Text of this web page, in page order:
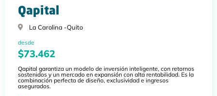
Qapital
La Carolina -Quito
desde
$73.462
Qapital garantiza un modelo de inversión inteligente, con retornos
sostenidos y un mercado en expansión con alta rentabilidad. Es la
combinación perfecta de diseño, exclusividad e ingresos
asegurados.